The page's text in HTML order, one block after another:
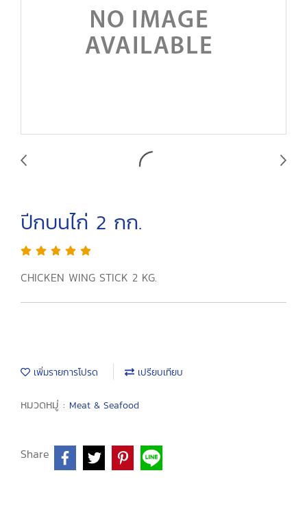
ปีกบนไก่ 2 กก.
CHICKEN WING STICK 2 KG.
เพิ่มรายการโปรด เปรียบเทียบ
หมวดหมู่ : Meat & Seafood
Share